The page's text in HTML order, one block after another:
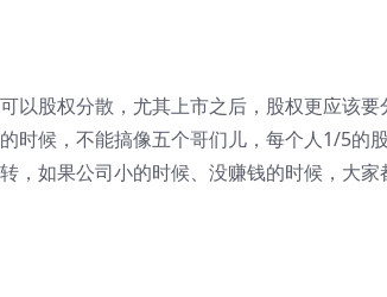
以股权分散，尤其上市之后，股权更应该要
时候，不能搞像五个哥们儿，每个人1/5的
如果公司小的时候、没赚钱的时候，大家